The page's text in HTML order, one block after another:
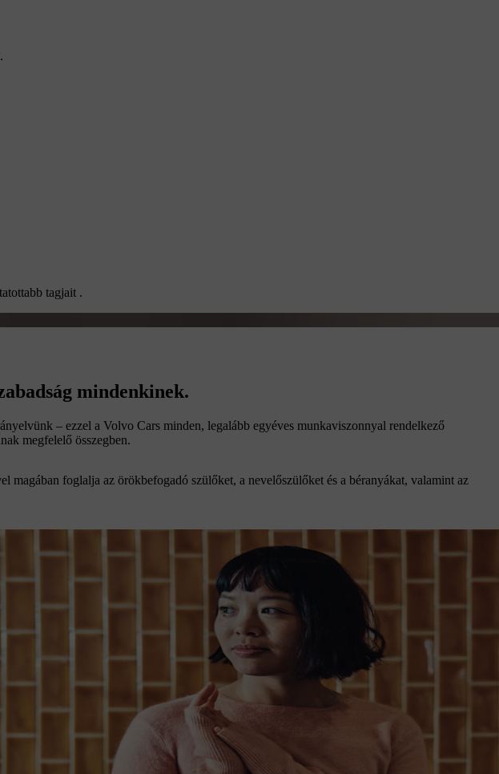
tagjait .
mindenkinek.
– ezzel a Volvo Cars minden, legalább egyéves munkaviszonnyal rendelkező
megfelelő összegben.
foglalja az örökbefogadó szülőket, a nevelőszülőket és a béranyákat, valamint az